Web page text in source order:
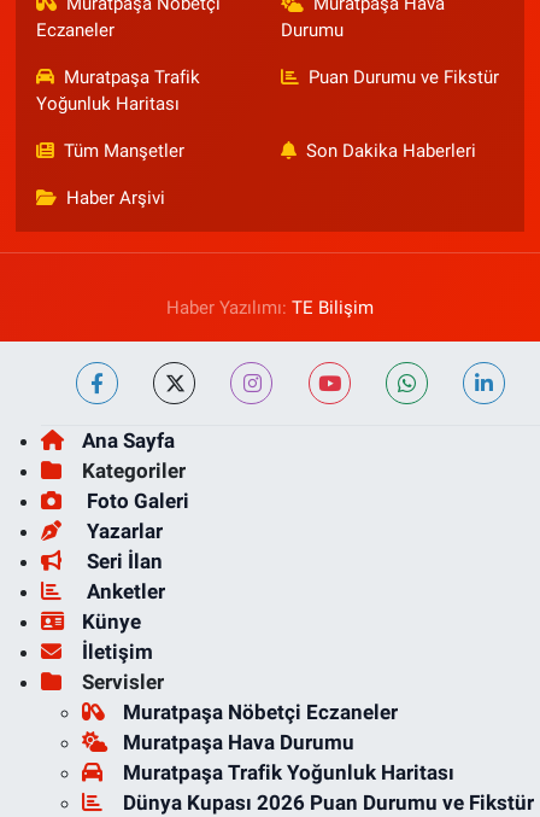
Eczaneler
Durumu
Muratpaşa Trafik
Yoğunluk Haritası
Puan Durumu ve Fikstür
Tüm Manşetler Son Dakika Haberleri
Haber Arşivi
Haber Yazılımı: TE Bilişim
Ana Sayfa
Kategoriler
Foto Galeri
Yazarlar
Seri İlan
Anketler
Künye
İletişim
Servisler
Muratpaşa Nöbetçi Eczaneler
Muratpaşa Hava Durumu
Muratpaşa Trafik Yoğunluk Haritası
Dünya Kupası 2026 Puan Durumu ve Fikstür